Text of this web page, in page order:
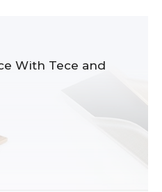
With Tece and